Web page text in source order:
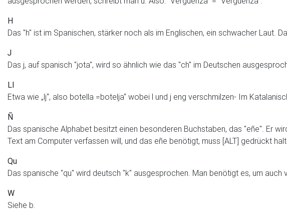
H
Das "h" ist im Spanischen, stärker noch als im Englischen, ein schwacher Laut.
J
Das j, auf spanisch "jota", wird so ähnlich wie das "ch" im Deutschen
Ll
Etwa wie „lj“, also botella =botelja“ wobei l und j eng verschmilzen- Im
Ñ
Das spanische Alphabet besitzt einen besonderen Buchstaben, das "eñe". Er
Text am Computer verfassen will, und das eñe benötigt, muss [ALT] gedrückt
Qu
Das spanische "qu" wird deutsch "k" ausgesprochen. Man benötigt es, um
W
Siehe b.